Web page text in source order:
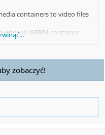
containers to video files
in WEBM container
from some servers
stream protocol
STREAM protocol
zobaczyć!